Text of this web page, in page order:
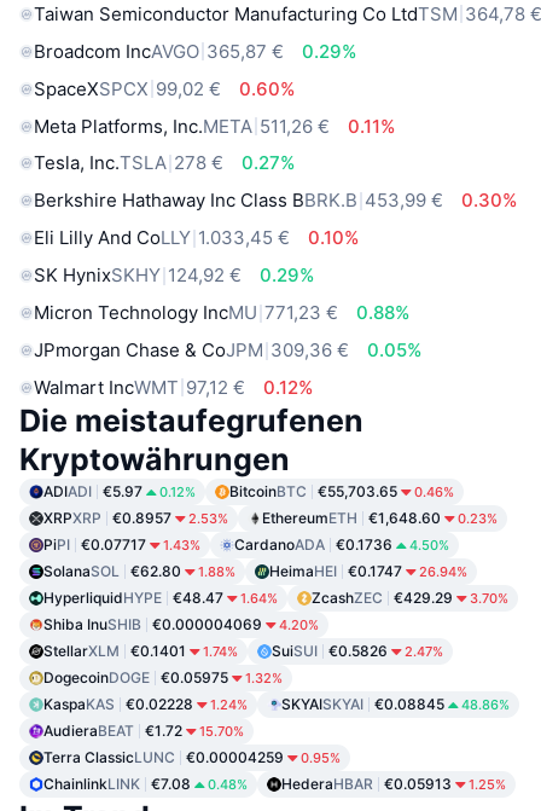
Taiwan Semiconductor Manufacturing Co LtdTSM 364,78
Broadcom IncAVGO 365,87 €
0.29%
SpaceXSPCX 99,02 €
0.60%
Meta Platforms, Inc.META 511,26 €
0.11%
Tesla, Inc.TSLA 278 €
0.27%
Berkshire Hathaway Inc Class BBRK.B 453,99 €
0.30%
Eli Lilly And CoLLY 1.033,45 €
0.10%
SK HynixSKHY 124,92 €
0.29%
Micron Technology IncMU 771,23 €
0.88%
JPmorgan Chase & CoJPM 309,36 €
0.05%
Walmart IncWMT 97,12 € 0.12%
Die meistaufegrufenen
Kryptowährungen
ADIADI €5.97 0.12% BitcoinBTC €55,703.65 0.46%
XRPXRP €0.8957 2.53% EthereumETH €1,648.60 0.23%
PiPI €0.07717 1.43% CardanoADA €0.1736 4.50%
SolanaSOL €62.80 1.88% HeimaHEI €0.1747 26.94%
HyperliquidHYPE €48.47 1.64% ZcashZEC €429.29 3.70%
Shiba InuSHIB €0.000004069 4.20%
StellarXLM €0.1401 1.74% SuiSUI €0.5826 2.47%
DogecoinDOGE €0.05975 1.32%
KaspaKAS €0.02228 1.24% SKYAISKYAI €0.08845 48.86%
AudieraBEAT €1.72 15.70%
Terra ClassicLUNC €0.00004259 0.95%
ChainlinkLINK €7.08 0.48% HederaHBAR €0.05913 1.25%